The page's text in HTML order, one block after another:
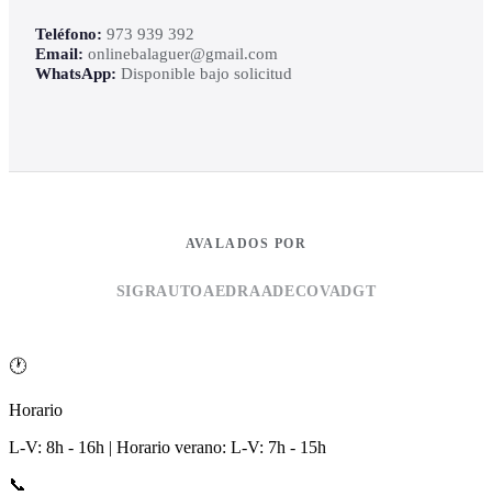
Teléfono: 973 939 392
Email: onlinebalaguer@gmail.com
WhatsApp: Disponible bajo solicitud
AVALADOS POR
SIGRAUTOAEDRAADECOVADGT
🕐
Horario
L-V: 8h - 16h | Horario verano: L-V: 7h - 15h
📞